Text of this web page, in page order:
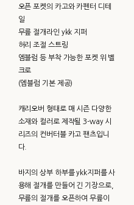
오픈 포켓의 카고와 카펜터 디테
일
무릎 절개라인 ykk 지퍼
허리 조절 스트링
엠블럼 등 부착 가능한 포켓 위 벨
크로
(엠블럼 기본 제공)
캐리오버 형태로 매 시즌 다양한
소재와 컬러로 제작될 3-way 시
리즈의 컨버터블 카고 팬츠입니
다.
바지의 상부 하부를 ykk지퍼를 사
용해 절개를 만들어 긴 기장으로,
무릎의 절개를 오픈하여 무릎이